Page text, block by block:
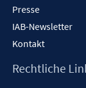
Presse
IAB-Newsletter
Kontakt
Rechtliche